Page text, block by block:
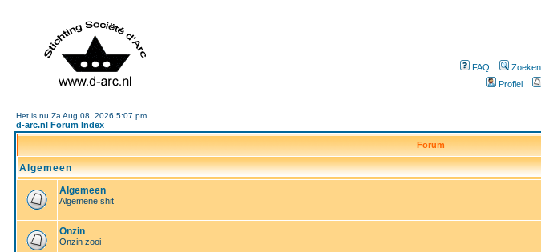
FAQ Zoeken
Profiel
Het is nu Za Aug 08, 2026 5:07 pm
d-arc.nl Forum Index
Forum
Algemeen
Algemeen
Algemene shit
Onzin
Onzin zooi